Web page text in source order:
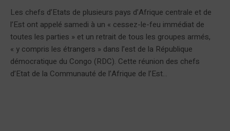
Les chefs d’Etats de plusieurs pays d’Afrique centrale et de
l’Est ont appelé samedi à un « cessez-le-feu immédiat de
toutes les parties » et un retrait de tous les groupes armés,
« y compris les étrangers » dans l’est de la République
démocratique du Congo (RDC). Cette réunion des chefs
d’Etat de la Communauté de l’Afrique de l’Est...